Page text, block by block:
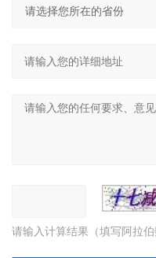
请输入计算结果（填写阿拉